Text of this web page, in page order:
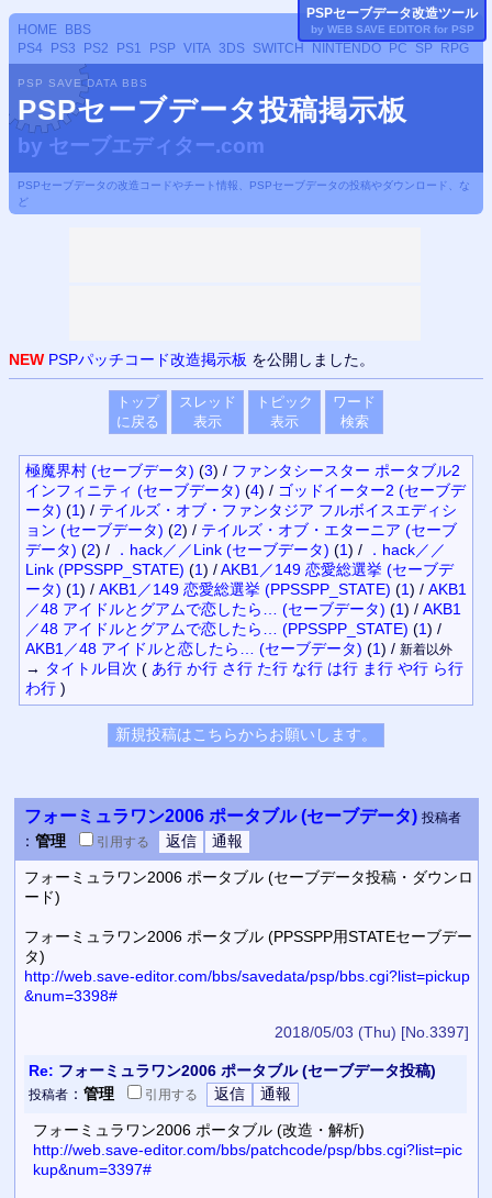
HOME
BBS
PS4
PS3 PS2 PS1 PSP VITA 3DS SWITCH NINTENDO PC SP RPG
PSP SAVE DATA BBS
PSPセーブデータ投稿掲示板
by セーブエディター.com
PSPセーブデータの改造コードやチート情報、PSPセーブデータの投稿やダウンロード、な
ど
NEW PSPパッチコード改造掲示板 を公開しました。
トップ
に戻る
スレッド
表示
トピック
表示
ワード
検索
極魔界村 (セーブデータ) (3) / ファンタシースター ポータブル2
インフィニティ (セーブデータ) (4) / ゴッドイーター2 (セーブデ
ータ) (1) / テイルズ・オブ・ファンタジア フルボイスエディシ
ョン (セーブデータ) (2) / テイルズ・オブ・エターニア (セーブ
データ) (2) / ．hack／／Link (セーブデータ) (1) /
．hack／／
Link (PPSSPP_STATE) (1) /AKB1／149 恋愛総選挙 (セーブデ
ータ) (1) / AKB1／149 恋愛総選挙 (PPSSPP_STATE) (1) / AKB1
／48 アイドルとグアムで恋したら… (セーブデータ) (1) / AKB1
／48 アイドルとグアムで恋したら… (PPSSPP_STATE) (1) /
AKB1／48 アイドルと恋したら… (セーブデータ) (1) / 新着以外
→ タイトル目次 ( あ行 か行 さ行 た行 な行 は行 ま行 や行 ら行
わ行 )
フォーミュラワン2006 ポータブル (セーブデータ) 投稿者
： 管理 引用する
フォーミュラワン2006 ポータブル (セーブデータ投稿・ダウンロ
ード)
フォーミュラワン2006 ポータブル (PPSSPP用STATEセーブデー
タ)
http://web.save-editor.com/bbs/savedata/psp/bbs.cgi?list=pickup
&num=3398#
2018/05/03 (Thu) [No.3397]
Re: フォーミュラワン2006 ポータブル (セーブデータ投稿)
投稿者： 管理 引用する
フォーミュラワン2006 ポータブル (改造・解析)
http://web.save-editor.com/bbs/patchcode/psp/bbs.cgi?list=pic
kup&num=3397#
PSPセーブデータ改造ツール
by WEB SAVE EDITOR for PSP